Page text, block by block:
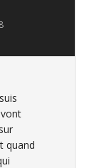
vont
quand